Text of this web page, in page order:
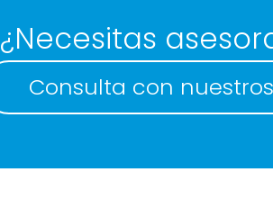
¿Necesitas
Consulta con